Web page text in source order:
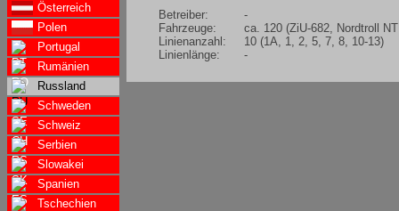
Österreich
Polen
Portugal
Rumänien
Russland
Schweden
Schweiz
Serbien
Slowakei
Spanien
Tschechien
Betreiber:
Fahrzeuge:
Linienanzahl:
Linienlänge:
-
ca. 120 (ZiU-682, Nordtroll
10 (1A, 1, 2, 5, 7, 8, 10-13)
-